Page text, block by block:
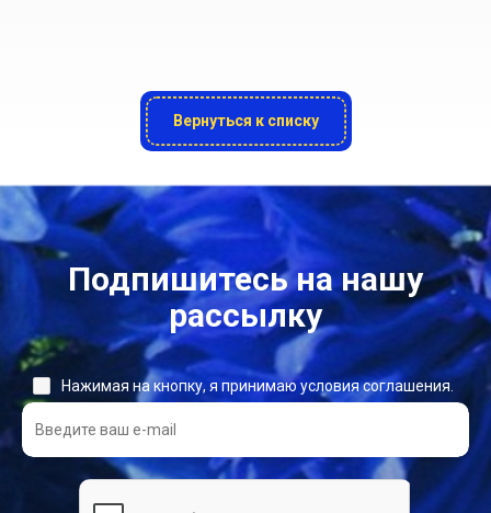
Вернуться к списку
Подпишитесь на нашу
рассылку
Нажимая на кнопку, я принимаю условия соглашения.